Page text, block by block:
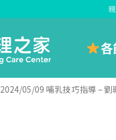
2024/05/09 哺乳技巧指導 – 劉